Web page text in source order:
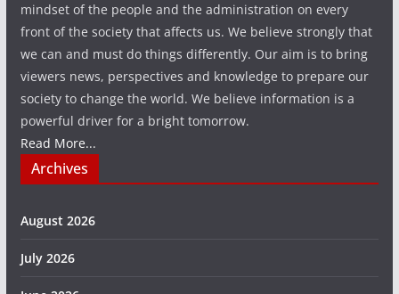
mindset of the people and the administration on every
front of the society that affects us. We believe strongly that
we can and must do things differently. Our aim is to bring
viewers news, perspectives and knowledge to prepare our
society to change the world. We believe information is a
powerful driver for a bright tomorrow.
Read More...
Archives
August 2026
July 2026